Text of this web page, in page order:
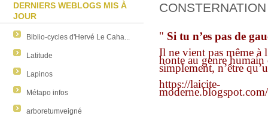
DERNIERS WEBLOGS MIS À
JOUR
Biblio-cycles d'Hervé Le Caha...
Latitude
Lapinos
Métapo infos
arboretumveigné
CONSTERNATION
" Si tu n’es pas de
Il ne vient pas même à
honte au genre humain
simplement, n’être
https://laicite-